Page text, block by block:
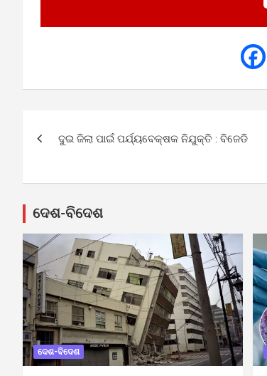
navigation
ଦୁଇ ଜିଲା ପାଇଁ ପର୍ଯ୍ୟବେକ୍ଷକ ନିଯୁକ୍ତି : ବିଜେଡି
ଦେଶ-ବିଦେଶ
ଦେଶ-ବିଦେଶ